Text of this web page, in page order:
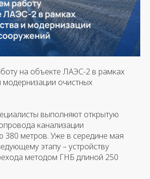
на объекте ЛАЭС-2 в рамках
модернизации очистных
выполняют открытую
канализации
380 метров. Уже в середине мая
этапу – устройству
методом ГНБ длиной 250